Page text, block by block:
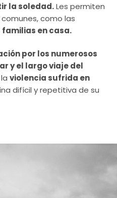
la soledad.Les permiten
como las
en casa.
por los numerosos
y el largo viaje del
violencia sufrida en
difícil y repetitiva de su